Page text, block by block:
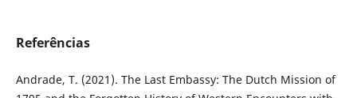
Referências
Andrade, T. (2021). The Last Embassy: The Dutch Mission of